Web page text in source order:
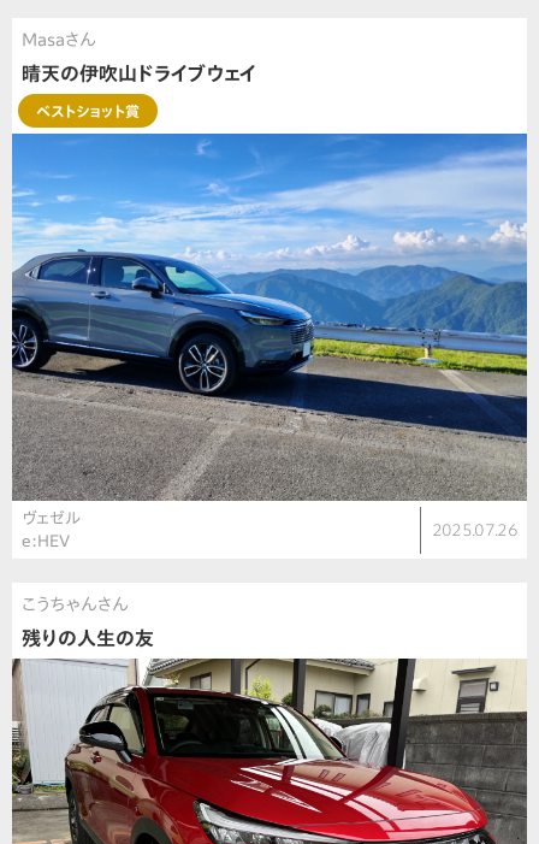
Masaさん
晴天の伊吹山ドライブウェイ
ベストショット賞
ヴェゼル
e:HEV
2025.07.26
こうちゃんさん
残りの人生の友